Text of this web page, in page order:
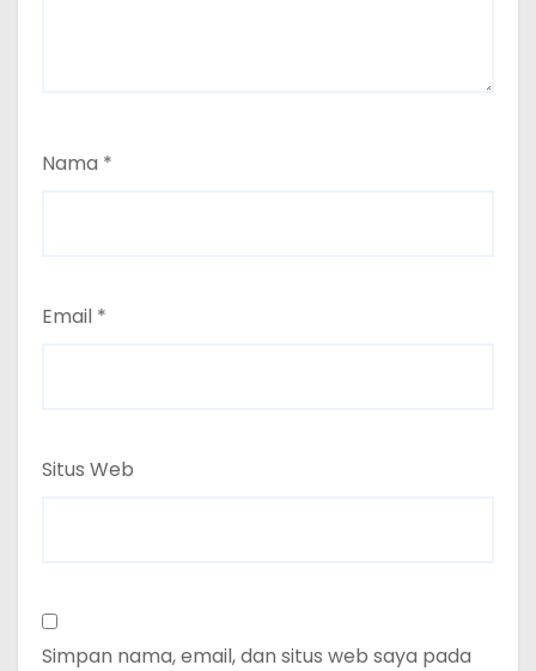
Nama *
Email *
Situs Web
Simpan nama, email, dan situs web saya pada